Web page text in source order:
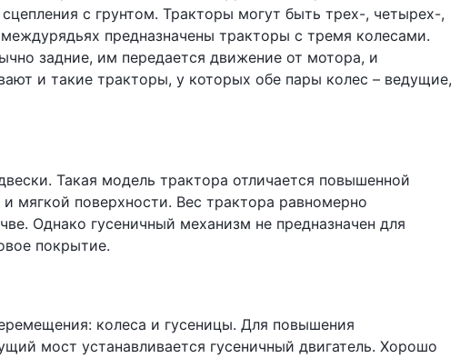
с грунтом. Тракторы могут быть трех-, четырех-,
предназначены тракторы с тремя колесами.
задние, им передается движение от мотора, и
и такие тракторы, у которых обе пары колес – ведущие,
Такая модель трактора отличается повышенной
мягкой поверхности. Вес трактора равномерно
Однако гусеничный механизм не предназначен для
покрытие.
колеса и гусеницы. Для повышения
мост устанавливается гусеничный двигатель. Хорошо